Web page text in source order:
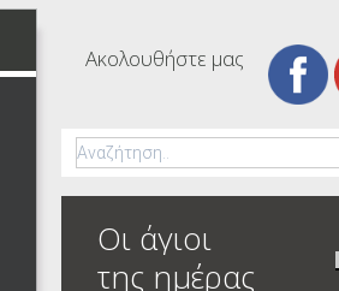
Ακολουθήστε μας
Οι άγιοι
της ημέρας